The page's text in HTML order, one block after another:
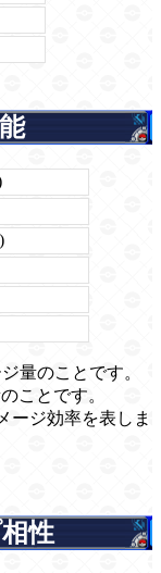
量のことです。
ことです。
ージ効率を表しま
性